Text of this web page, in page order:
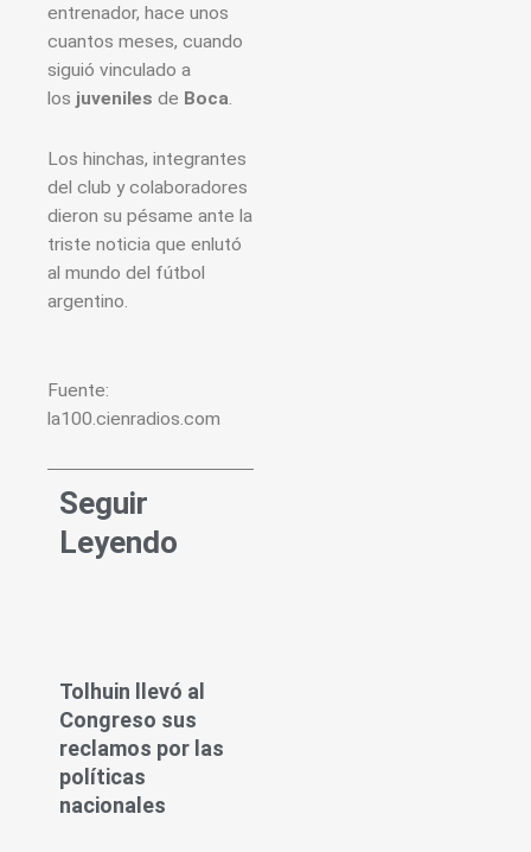
entrenador, hace unos
cuantos meses, cuando
siguió vinculado a
los juveniles de Boca
Los hinchas, integrantes
del club y colaboradores
dieron su pésame ante la
triste noticia que enlutó
al mundo del fútbol
argentino.
Fuente:
la100.cienradios.com
Seguir
Leyendo
Tolhuin llevó al
Congreso sus
reclamos por las
políticas
nacionales